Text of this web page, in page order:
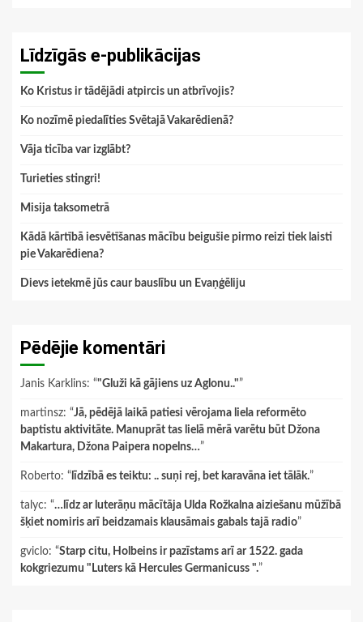
Līdzīgās e-publikācijas
Ko Kristus ir tādējādi atpircis un atbrīvojis?
Ko nozīmē piedalīties Svētajā Vakarēdienā?
Vāja ticība var izglābt?
Turieties stingri!
Misija taksometrā
Kādā kārtībā iesvētīšanas mācību beigušie pirmo reizi tiek laisti
pie Vakarēdiena?
Dievs ietekmē jūs caur bauslību un Evaņģēliju
Pēdējie komentāri
Janis Karklins: “"Gluži kā gājiens uz Aglonu.."”
martinsz: “Jā, pēdējā laikā patiesi vērojama liela reformēto
baptistu aktivitāte. Manuprāt tas lielā mērā varētu būt Džona
Makartura, Džona Paipera nopelns…”
Roberto: “ līdzībā es teiktu: .. suņi rej, bet karavāna iet tālāk.”
talyc: “…līdz ar luterāņu mācītāja Ulda Rožkalna aiziešanu mūžībā
šķiet nomiris arī beidzamais klausāmais gabals tajā radio”
gviclo: “Starp citu, Holbeins ir pazīstams arī ar 1522. gada
kokgriezumu "Luters kā Hercules Germanicuss ".”